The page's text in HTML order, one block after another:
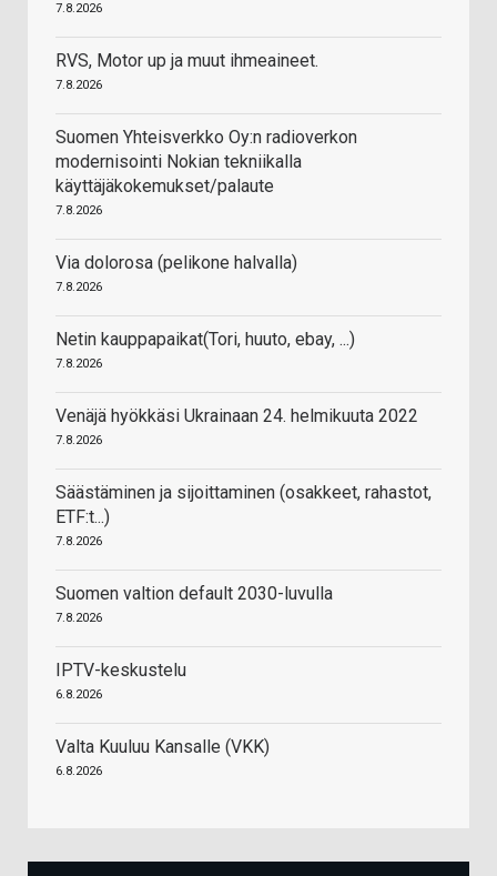
7.8.2026
RVS, Motor up ja muut ihmeaineet.
7.8.2026
Suomen Yhteisverkko Oy:n radioverkon
modernisointi Nokian tekniikalla
käyttäjäkokemukset/palaute
7.8.2026
Via dolorosa (pelikone halvalla)
7.8.2026
Netin kauppapaikat(Tori, huuto, ebay, ...)
7.8.2026
Venäjä hyökkäsi Ukrainaan 24. helmikuuta 2022
7.8.2026
Säästäminen ja sijoittaminen (osakkeet, rahastot,
ETF:t...)
7.8.2026
Suomen valtion default 2030-luvulla
7.8.2026
IPTV-keskustelu
6.8.2026
Valta Kuuluu Kansalle (VKK)
6.8.2026